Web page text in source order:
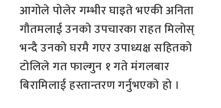
आगोले पोलेर गम्भीर घाइते भएकी अनिता
गौतमलाई उनको उपचारका राहत मिलोस्
भन्दै उनको घरमै गएर उपाध्यक्ष सहितको
टोलिले गत फाल्गुन १ गते मंगलबार
बिरामिलाई हस्तान्तरण गर्नुभएको हो ।